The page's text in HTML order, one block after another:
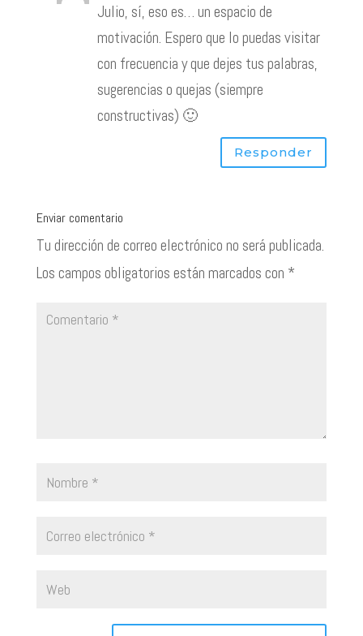
Julio, sí, eso es… un espacio de
motivación. Espero que lo puedas visitar
con frecuencia y que dejes tus palabras,
sugerencias o quejas (siempre
constructivas) 🙂
Responder
Enviar comentario
Tu dirección de correo electrónico no será publicada.
Los campos obligatorios están marcados con *